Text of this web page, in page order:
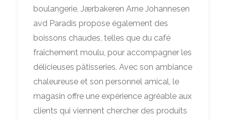
boulangerie, Jærbakeren Arne Johannesen
avd Paradis propose également des
boissons chaudes, telles que du café
fraîchement moulu, pour accompagner les
délicieuses pâtisseries. Avec son ambiance
chaleureuse et son personnel amical, le
magasin offre une expérience agréable aux
clients qui viennent chercher des produits